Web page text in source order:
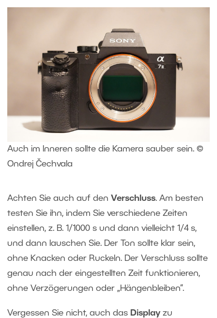
Auch im Inneren sollte die Kamera sauber sein. ©
Ondrej Čechvala
Achten Sie auch auf den Verschluss. Am besten
testen Sie ihn, indem Sie verschiedene Zeiten
einstellen, z. B. 1/1000 s und dann vielleicht 1/4 s,
und dann lauschen Sie. Der Ton sollte klar sein,
ohne Knacken oder Ruckeln. Der Verschluss sollte
genau nach der eingestellten Zeit funktionieren,
ohne Verzögerungen oder „Hängenbleiben“.
Vergessen Sie nicht, auch das Display zu